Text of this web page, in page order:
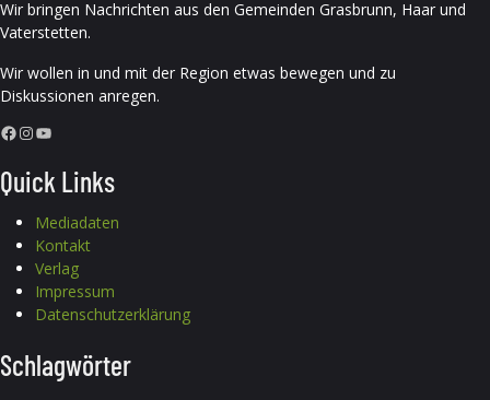
Wir bringen Nachrichten aus den Gemeinden Grasbrunn, Haar und
Vaterstetten.
Wir wollen in und mit der Region etwas bewegen und zu
Diskussionen anregen.
Facebook InstagramYouTube
Quick Links
Mediadaten
Kontakt
Verlag
Impressum
Datenschutzerklärung
Schlagwörter